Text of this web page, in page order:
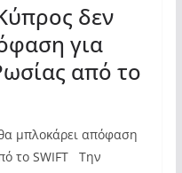
δεν
για
από το
μπλοκάρει απόφαση
το SWIFT Την